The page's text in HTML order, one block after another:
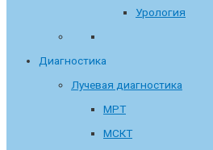
Урология
Диагностика
Лучевая диагностика
МРТ
МСКТ